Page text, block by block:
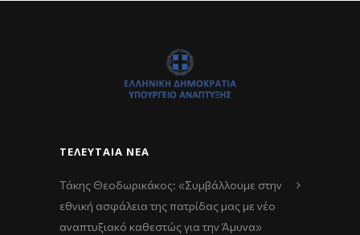
ΤΕΛΕΥΤΑΊΑ ΝΈΑ
Τάκης Θεοδωρικάκος: «Συμβάλλουμε στην
εθνική ασφάλεια της πατρίδας μας με νέο
αναπτυξιακό καθεστώς για την Άμυνα»